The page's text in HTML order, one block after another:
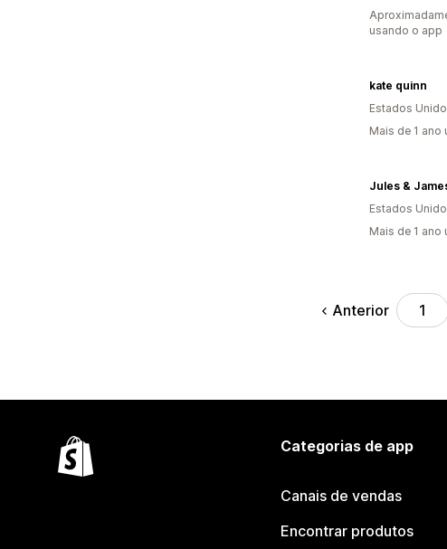
usando o app
kate quinn
Estados
Mais de 1 ano
Jules &
Estados
Mais de 1 ano
Anterior 1
Categorias de app
Canais de vendas
Encontrar produtos